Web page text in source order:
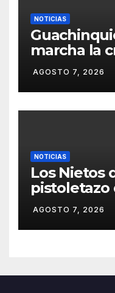
NOTICIAS
marcha la
repertorio
2027
AGOSTO 7, 2026
NOTICIAS
Los Nietos
pistoletazo
Carnaval
sus ensayos
AGOSTO 7, 2026